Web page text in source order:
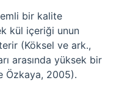
bir kalite
kül içeriği unun
(Köksel ve ark.,
arasında yüksek bir
Özkaya, 2005).